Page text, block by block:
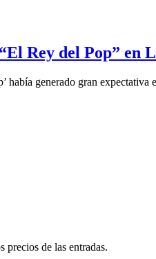
Rey del Pop” en
había generado gran expectativa
precios de las entradas.